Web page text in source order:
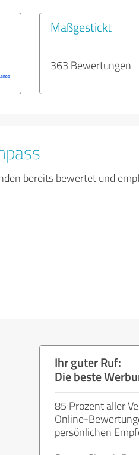
Maßgestickt
363 Bewertungen
bereits bewertet und
Ihr guter Ruf:
Die beste
85 Prozent aller
Online-
persönlichen